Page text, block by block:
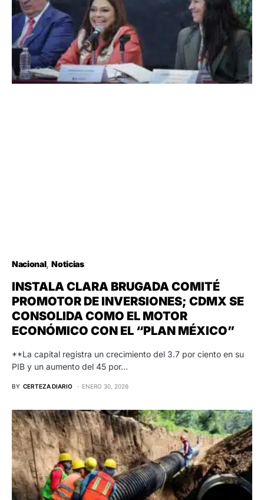
Nacional Noticias
INSTALA CLARA BRUGADA COMITÉ
PROMOTOR DE INVERSIONES; CDMX SE
CONSOLIDA COMO EL MOTOR
ECONÓMICO CON EL “PLAN MÉXICO”
**La capital registra un crecimiento del 3.7 por ciento en su
PIB y un aumento del 45 por…
BY CERTEZA DIARIO ENERO 30, 2026